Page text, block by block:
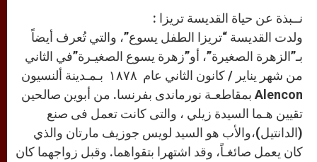
نــبذة عن حياة القديسة تريزا :
ولدت القديسة “تريزا الطفل يسوع”، والتي تُعرف أيضاً
بـ”الزهرة الصغيرة”، أو”زهرة يسوع الصغيـرة”في الثاني
من شهر يناير / كانون الثاني عام ١٨٧٨ بـمـدينة ألنسيون
Alencon بمقاطعـة نورماندى بفرنسا. من أبوين صالحين
تقيين هـما السيدة زيلي ، والتى كانت تعمل فى صنع
(الدانتيل)،والأب هو السيد لويس جوزيف مارتان والذي
كان يعمل صائغـاً، وقد اشتهرا بتقواهما. وقبل زواجهما كان